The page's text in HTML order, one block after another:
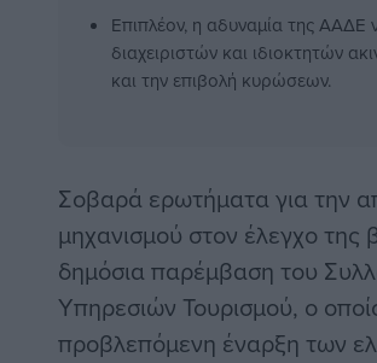
Επιπλέον, η αδυναμία της ΑΑΔΕ
διαχειριστών και ιδιοκτητών
και την επιβολή κυρώσεων.
Σοβαρά ερωτήματα για την
μηχανισμού στον έλεγχο
δημόσια παρέμβαση του
Υπηρεσιών Τουρισμού, ο
προβλεπόμενη έναρξη των